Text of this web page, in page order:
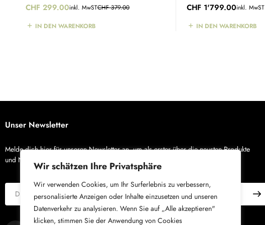
Wir schätzen Ihre Privatsphäre
Wir verwenden Cookies, um Ihr Surferlebnis zu verbessern,
personalisierte Anzeigen oder Inhalte einzusetzen und unseren
Datenverkehr zu analysieren. Wenn Sie auf „Alle akzeptieren"
klicken, stimmen Sie der Anwendung von Cookies
CHF379.00
CHF 299.00inkl. MwST
IN DEN WARENKORB
CHF 1'799.00inkl. MwST
IN DEN WARENKORB
Unser Newsletter
Melde dich hier für unseren Newsletter an, um als erster über die neusten Produkte
und Neuigkeiten von X-Bike zu erfahren.